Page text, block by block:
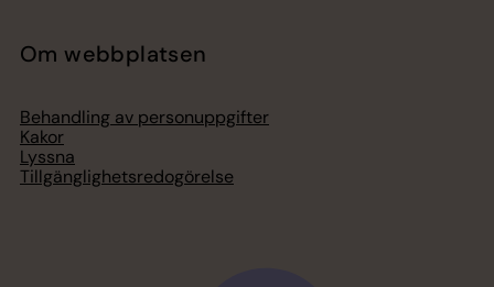
Om webbplatsen
Behandling av personuppgifter
Kakor
Lyssna
Tillgänglighetsredogörelse